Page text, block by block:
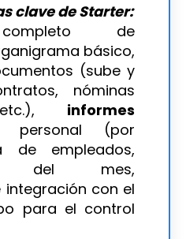
clave de Starter:
de
básico,
(sube y
nóminas
informes
(por
de empleados,
del mes,
con el
para el control